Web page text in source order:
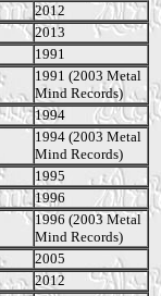
2012
2013
1991
1991 (2003 Metal
Mind Records)
1994
1994 (2003 Metal
Mind Records)
1995
1996
1996 (2003 Metal
Mind Records)
2005
2012